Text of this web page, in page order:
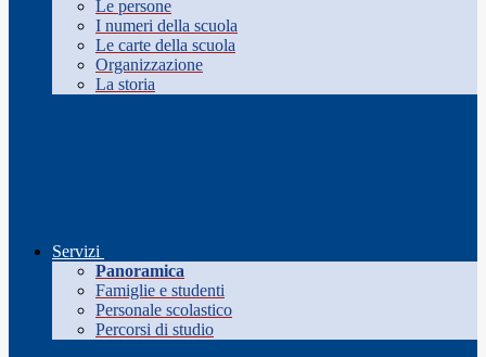
Le persone
I numeri della scuola
Le carte della scuola
Organizzazione
La storia
Servizi
Panoramica
Famiglie e studenti
Personale scolastico
Percorsi di studio